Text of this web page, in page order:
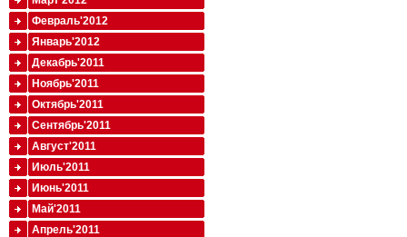
Февраль'2012
Январь'2012
Декабрь'2011
Ноябрь'2011
Октябрь'2011
Сентябрь'2011
Август'2011
Июль'2011
Июнь'2011
Май'2011
Апрель'2011